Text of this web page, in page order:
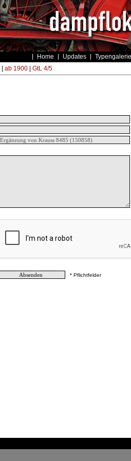
Home Updates Typengalerie
ab 1900| GtL 4/5
* Pflichtfelder